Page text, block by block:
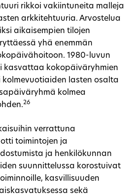
rikkoi vakiintuneita malleja
arkkitehtuuria. Arvostelua
aikaisempien tilojen
yhä enemmän
1980-luvun
kasvattaa kokopäiväryhmien
lasten osalta
kolmea
26
verrattuna
toimintojen ja
ja henkilökunnan
suunnittelussa korostuivat
kasvillisuuden
sekä